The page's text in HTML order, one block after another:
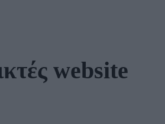
website